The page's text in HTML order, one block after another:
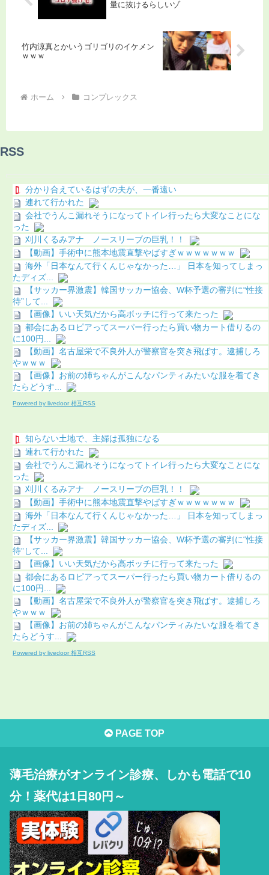
量に抜けるらしいゾ
竹内涼真とかいうゴリゴリのイケメン
ｗｗｗ
ホーム コンプレックス
RSS
分かり合えているはずの夫が、一番遠い
連れて行かれた
会社でうんこ漏れそうになってトイレ行ったら大変なことにな
った
刈川くるみアナ ノースリーブの巨乳！！
【動画】手術中に熊本地震直撃やばすぎｗｗｗｗｗｗｗ
海外「日本なんて行くんじゃなかった…」 日本を知ってしまっ
たディズ...
【サッカー界激震】韓国サッカー協会、W杯予選の審判に“性接
待”して...
【画像】いい天気だから高ボッチに行って来たった
都会にあるロピアってスーパー行ったら買い物カート借りるの
に100円...
【動画】名古屋栄で不良外人が警察官を突き飛ばす。逮捕しろ
やｗｗｗ
【画像】お前の姉ちゃんがこんなパンティみたいな服を着てき
たらどうす...
Powered by livedoor 相互RSS
知らない土地で、主婦は孤独になる
連れて行かれた
会社でうんこ漏れそうになってトイレ行ったら大変なことにな
った
刈川くるみアナ ノースリーブの巨乳！！
【動画】手術中に熊本地震直撃やばすぎｗｗｗｗｗｗｗ
海外「日本なんて行くんじゃなかった…」 日本を知ってしまっ
たディズ...
【サッカー界激震】韓国サッカー協会、W杯予選の審判に“性接
待”して...
【画像】いい天気だから高ボッチに行って来たった
都会にあるロピアってスーパー行ったら買い物カート借りるの
に100円...
【動画】名古屋栄で不良外人が警察官を突き飛ばす。逮捕しろ
やｗｗｗ
【画像】お前の姉ちゃんがこんなパンティみたいな服を着てき
たらどうす...
Powered by livedoor 相互RSS
PAGE TOP
薄毛治療がオンライン診療、しかも電話で10
分！薬代は1日80円～